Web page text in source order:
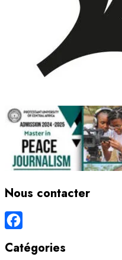
Nous contacter
Catégories